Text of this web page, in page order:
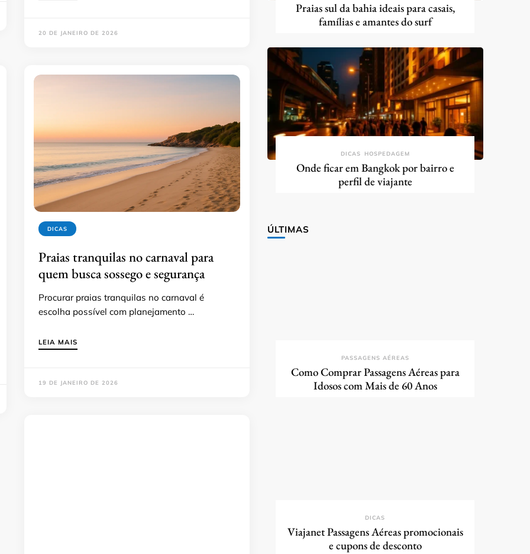
20 DE JANEIRO DE 2026
DICAS
Praias tranquilas no carnaval para
quem busca sossego e segurança
Procurar praias tranquilas no carnaval é
escolha possível com planejamento …
LEIA MAIS
19 DE JANEIRO DE 2026
Praias sul da bahia ideais para casais,
famílias e amantes do surf
DICAS HOSPEDAGEM
Onde ficar em Bangkok por bairro e
perfil de viajante
ÚLTIMAS
PASSAGENS AÉREAS
Como Comprar Passagens Aéreas para
Idosos com Mais de 60 Anos
DICAS
Viajanet Passagens Aéreas promocionais
e cupons de desconto